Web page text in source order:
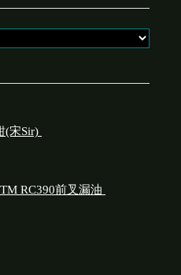
(宋Sir)
RC390前叉漏油